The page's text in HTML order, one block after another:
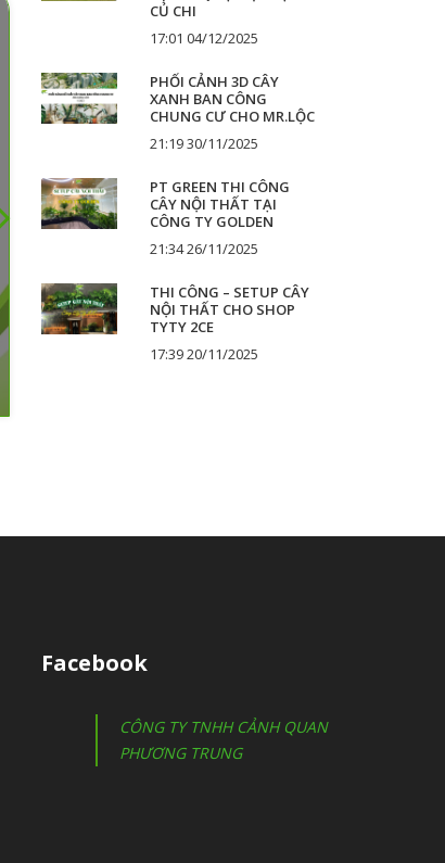
Tuyển Dụng Kế Toán Viên - Kế Toán
Hợp Làm Việc Tại TP.HCM
CỦ CHI
17:01 04/12/2025
PHỐI CẢNH 3D CÂY
XANH BAN CÔNG
CHUNG CƯ CHO MR.LỘC
21:19 30/11/2025
PT GREEN THI CÔNG
CÂY NỘI THẤT TẠI
CÔNG TY GOLDEN
21:34 26/11/2025
THI CÔNG – SETUP CÂY
NỘI THẤT CHO SHOP
TYTY 2CE
17:39 20/11/2025
Facebook
CÔNG TY TNHH CẢNH QUAN
PHƯƠNG TRUNG